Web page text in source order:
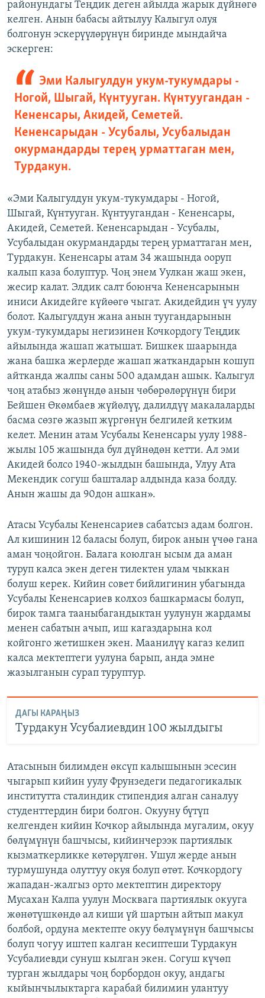
районундагы Теңдик деген айылда жарык дүйнөгө
келген. Анын бабасы айтылуу Калыгул олуя
болгонун эскерүүлөрүнүн биринде мындайча
эскерген:
Эми Калыгулдун укум-тукумдары -
Ногой, Шыгай, Күнтууган. Күнтуугандан -
Кененсары, Акидей, Семетей.
Кененсарыдан - Усубалы, Усубалыдан
окурмандарды терең урматтаган мен,
Турдакун.
«Эми Калыгулдун укум-тукумдары - Ногой,
Шыгай, Күнтууган. Күнтуугандан - Кененсары,
Акидей, Семетей. Кененсарыдан - Усубалы,
Усубалыдан окурмандарды терең урматтаган мен,
Турдакун. Кененсары атам 34 жашында ооруп
калып каза болуптур. Чоң энем Уулкан жаш экен,
жесир калат. Элдик салт боюнча Кененсарынын
иниси Акидейге күйөөгө чыгат. Акидейдин үч уулу
болот. Калыгулдун жана анын туугандарынын
укум-тукумдары негизинен Кочкордогу Теңдик
айылында жашап жатышат. Бишкек шаарында
жана башка жерлерде жашап жаткандарын кошуп
айтканда жалпы саны 500 адамдан ашык. Калыгул
чоң атабыз жөнүндө анын чөбөрөлөрүнүн бири
Бейшен Өкөмбаев жүйөлүү, далилдүү макалаларды
басма сөзгө жазып жүргөнүн белгилей кетким
келет. Менин атам Усубалы Кененсары уулу 1988-
жылы 105 жашында бул дүйнөдөн кетти. Ал эми
Акидей болсо 1940-жылдын башында, Улуу Ата
Мекендик согуш башталар алдында каза болду.
Анын жашы да 90дон ашкан».
Атасы Усубалы Кененсариев сабатсыз адам болгон.
Ал кишинин 12 баласы болуп, бирок анын үчөө гана
аман чоңойгон. Балага коюлган ысым да аман
туруп калса экен деген тилектен улам чыккан
болуш керек. Кийин совет бийлигинин убагында
Усубалы Кененсариев колхоз башкармасы болуп,
бирок тамга тааныбагандыктан уулунун жардамы
менен сабатын ачып, иш кагаздарына кол
койгонго жетишкен экен. Маанилүү кагаз келип
калса мектептеги уулуна барып, анда эмне
жазылганын сурап туруптур.
ДАГЫ КАРАҢЫЗ
Турдакун Усубалиевдин 100 жылдыгы
Атасынын билимден өксүп калышынын эсесин
чыгарып кийин уулу Фрунзедеги педагогикалык
институтта сталиндик стипендия алган саналуу
студенттердин бири болгон. Окууну бүтүп
келгенден кийин Кочкор айылында мугалим, окуу
бөлүмүнүн башчысы, кийинчерээк партиялык
кызматкерликке көтөрүлгөн. Ушул жерде анын
турмушунда олуттуу окуя болуп өтөт. Кочкордогу
жападан-жалгыз орто мектептин директору
Мусахан Калпа уулун Москвага партиялык окууга
жөнөтүшкөндө ал киши үй шартын айтып макул
болбой, ордуна мектепте окуу бөлүмүнүн башчысы
болуп чогуу иштеп калган кесиптеши Турдакун
Усубалиевди сунуш кылган экен. Согуш күчөп
турган жылдары чоң борбордон окуу, андагы
кыйынчылыктарга карабай билимин улантуу